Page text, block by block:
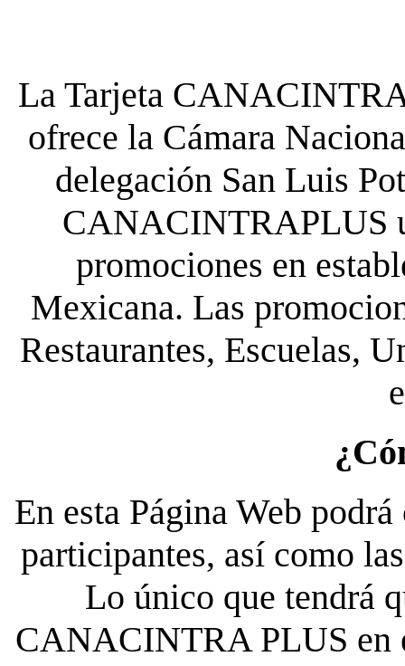
La Tarjeta
ofrece la Cámara
delegación San Luis
CANACINTRAPLUS
promociones en
Mexicana. Las
Restaurantes, Escuelas,
En esta Página Web
participantes, así como
Lo único que tendrá
CANACINTRA PLUS en